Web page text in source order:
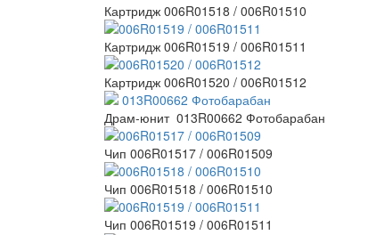
Картридж 006R01518 / 006R01510
Картридж 006R01519 / 006R01511
Картридж 006R01520 / 006R01512
Драм-юнит 013R00662 Фотобарабан
Чип 006R01517 / 006R01509
Чип 006R01518 / 006R01510
Чип 006R01519 / 006R01511